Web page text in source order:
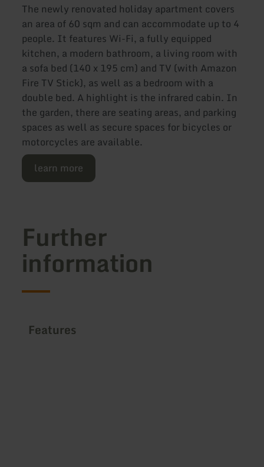
The newly renovated holiday apartment covers
an area of 60 sqm and can accommodate up to 4
people. It features Wi-Fi, a fully equipped
kitchen, a modern bathroom, a living room with
a sofa bed (140 x 195 cm) and TV (with Amazon
Fire TV Stick), as well as a bedroom with a
double bed. A highlight is the infrared cabin. In
the garden, there are seating areas, and parking
spaces as well as secure spaces for bicycles or
motorcycles are available.
learn more
Further
information
Features